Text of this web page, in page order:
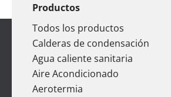
Productos
Todos los productos
Calderas de condensación
Agua caliente sanitaria
Aire Acondicionado
Aerotermia